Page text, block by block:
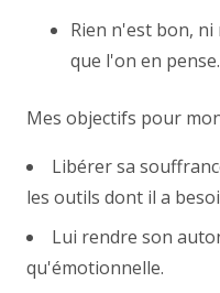
Rien n'est bon, ni
que l'on en
Mes objectifs pour
Libérer sa
les outils dont il a
Lui rendre son
qu'émotionnelle.